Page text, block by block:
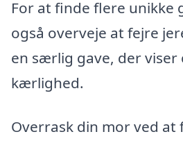
For at finde flere unikke
også overveje at fejre
en særlig gave, der viser
kærlighed.
Overrask din mor ved at